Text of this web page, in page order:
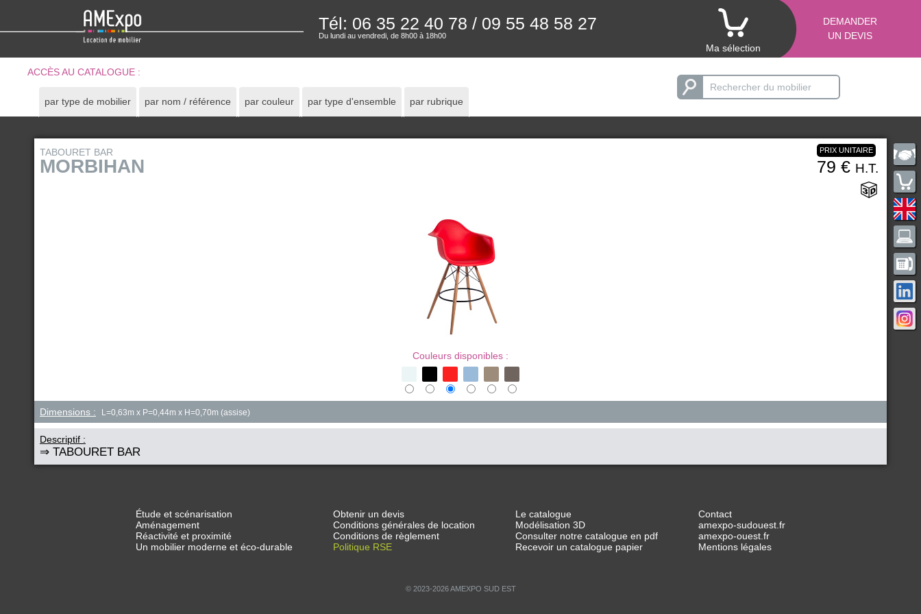
Tél: 06 35 22 40 78 / 09 55 48 58 27
Du lundi au vendredi, de 8h00 à 18h00
Ma sélection
DEMANDER
UN DEVIS
ACCÈS AU CATALOGUE :
par type de mobilier par nom / référence par couleur par type d'ensemble par rubrique
TABOURET BAR
MORBIHAN
PRIX UNITAIRE
79 € H.T.
Couleurs disponibles :
Dimensions : L=0,63m x P=0,44m x H=0,70m (assise)
Descriptif :
⇒ TABOURET BAR
Étude et scénarisation
Aménagement
Réactivité et proximité
Un mobilier moderne et éco-durable
Obtenir un devis
Conditions générales de location
Conditions de règlement
Politique RSE
Le catalogue
Modélisation 3D
Consulter notre catalogue en pdf
Recevoir un catalogue papier
Contact
amexpo-sudouest.fr
amexpo-ouest.fr
Mentions légales
© 2023-2026 AMEXPO SUD EST